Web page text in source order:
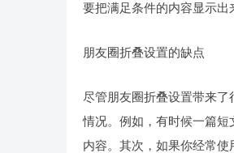
要把满足条件的内容显示出
朋友圈折叠设置的缺点
尽管朋友圈折叠设置带来
情况。例如，有时候一篇
内容。其次，如果你经常